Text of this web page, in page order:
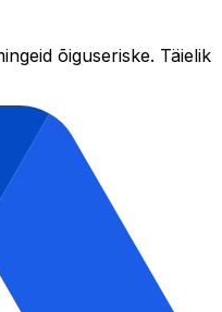
õiguseriske. Täielik